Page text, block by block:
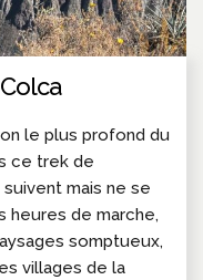
le plus profond du
ce trek de
mais ne se
heures de marche,
somptueux,
villages de la